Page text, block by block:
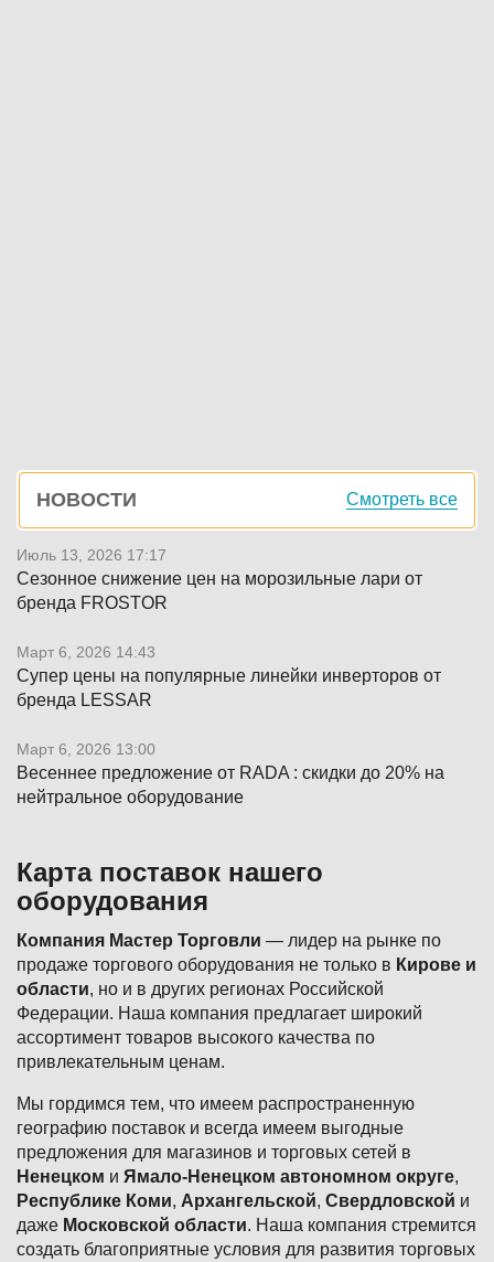
Боковая
панель
НОВОСТИ Смотреть все
Июль 13, 2026 17:17
Сезонное снижение цен на морозильные лари от
бренда FROSTOR
Март 6, 2026 14:43
Супер цены на популярные линейки инверторов от
бренда LESSAR
Март 6, 2026 13:00
Весеннее предложение от RADA : скидки до 20% на
нейтральное оборудование
Карта поставок нашего
оборудования
Компания Мастер Торговли — лидер на рынке по
продаже торгового оборудования не только в Кирове и
области, но и в других регионах Российской
Федерации. Наша компания предлагает широкий
ассортимент товаров высокого качества по
привлекательным ценам.
Мы гордимся тем, что имеем распространенную
географию поставок и всегда имеем выгодные
предложения для магазинов и торговых сетей в
Ненецком и Ямало-Ненецком автономном округе,
Республике Коми, Архангельской, Свердловской и
даже Московской области. Наша компания стремится
создать благоприятные условия для развития торговых